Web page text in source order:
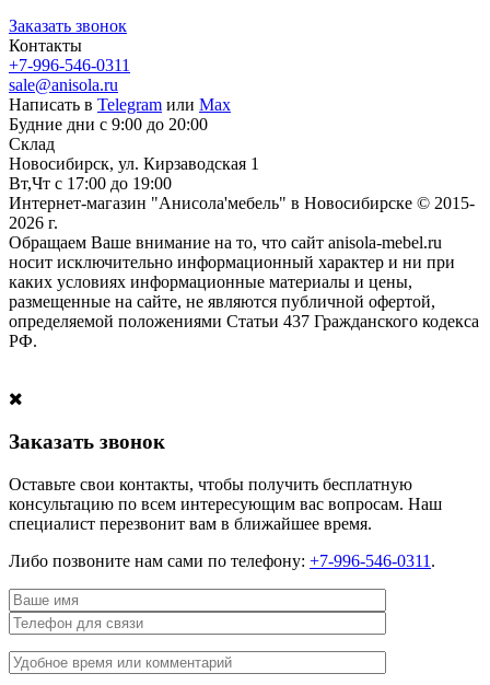
Заказать звонок
Контакты
+7-996-546-0311
sale@anisola.ru
Написать в Telegram или Max
Будние дни с 9:00 до 20:00
Склад
Новосибирск, ул. Кирзаводская 1
Вт,Чт с 17:00 до 19:00
Интернет-магазин "Анисола'мебель" в Новосибирске © 2015-
2026 г.
Обращаем Ваше внимание на то, что сайт anisola-mebel.ru
носит исключительно информационный характер и ни при
каких условиях информационные материалы и цены,
размещенные на сайте, не являются публичной офертой,
определяемой положениями Статьи 437 Гражданского кодекса
РФ.
Заказать звонок
Оставьте свои контакты, чтобы получить бесплатную
консультацию по всем интересующим вас вопросам. Наш
специалист перезвонит вам в ближайшее время.
Либо позвоните нам сами по телефону: +7-996-546-0311 .